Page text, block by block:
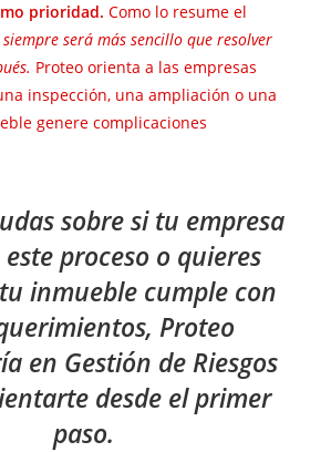
prioridad. Como lo resume el
será más sencillo que resolver
Proteo orienta a las empresas
inspección, una ampliación o una
genere complicaciones
sobre si tu empresa
proceso o quieres
inmueble cumple con
Proteo
en Gestión de Riesgos
desde el primer
paso.